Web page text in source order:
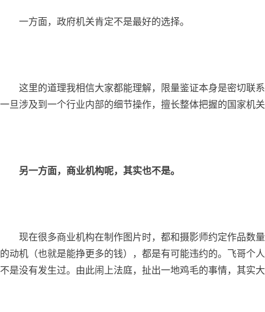
	一方面，政府机关肯定不是最好的选择。
一旦涉及到一个行业内部的细节操作，擅长整体把握的国家机
另一方面，商业机构呢，其实也不是。
的动机（也就是能挣更多的钱），都是有可能违约的。飞哥个
不是没有发生过。由此闹上法庭，扯出一地鸡毛的事情，其实